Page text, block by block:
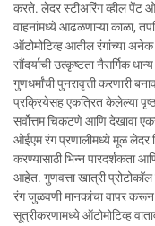
करते. लेदर स्टीअरिंग व्हील पेंट
वाहनांमध्ये आढळणाऱ्या काळा,
ऑटोमोटिव्ह आतील रंगांच्या
सौंदर्याची उत्कृष्टता नैसर्गिक
गुणधर्मांची पुनरावृत्ती करणारी
प्रक्रियेसह एकत्रित केलेल्या
सर्वोत्तम चिकटणे आणि देखावा
ओईएम रंग प्रणालीमध्ये मूळ लेदर
करण्यासाठी भिन्न पारदर्शकता
आहेत. गुणवत्ता खात्री प्रोटोकॉल
रंग जुळवणी मानकांचा वापर
सूत्रीकरणामध्ये ऑटोमोटिव्ह